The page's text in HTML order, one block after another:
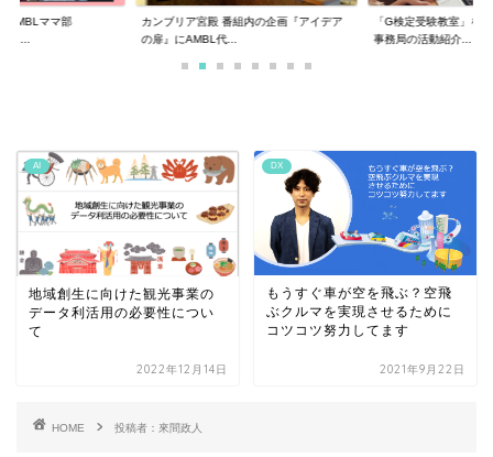
AMBLママ部
カンブリア宮殿 番組内の企画『アイデア
の扉』にAMBL代...
「G検定受験教室」を
事務局の活動紹介...
AI
地域創生に向けた観光事業の
データ利活用の必要性につい
て
2022年12月14日
DX
もうすぐ車が空を飛ぶ？空飛
ぶクルマを実現させるために
コツコツ努力してます
2021年9月22日
HOME 投稿者：來間政人